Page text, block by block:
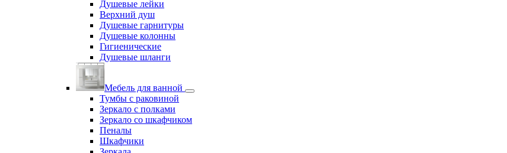
Душевые лейки
Верхний душ
Душевые гарнитуры
Душевые колонны
Гигиенические
Душевые шланги
Мебель для ванной
Тумбы с раковиной
Зеркало с полками
Зеркало со шкафчиком
Пеналы
Шкафчики